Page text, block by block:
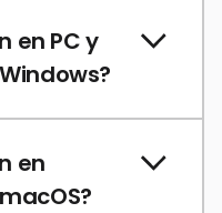
en PC y
en